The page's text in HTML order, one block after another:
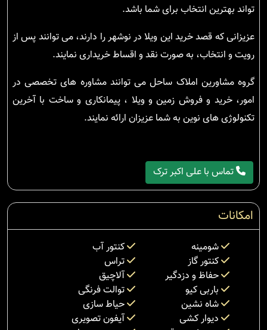
تواند بهترین انتخاب برای شما باشد.
عزیزانی که قصد خرید این ویلا در نوشهر را دارند، می توانند پس از
رویت و انتخاب، به صورت نقد و اقساط خریداری نمایند.
گروه مشاورین املاک ساحل می توانند مشاوره های تخصصی در
امور، خرید و فروش زمین و ویلا ، پیمانکاری و ساخت با آخرین
تکنولوژی های نوین به شما عزیزان ارائه نمایند.
تماس با علی اکبر ترک
امکانات
شومینه
کنتور آب
کنتور گاز
تراس
حفاظ و دزدگیر
آلاچیق
باربی کیو
توالت فرنگی
شاه نشین
حیاط سازی
دیوار کشی
آیفون تصویری